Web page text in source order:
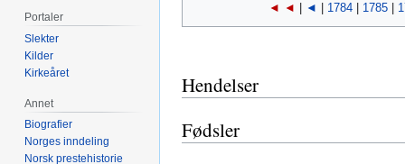
◄ ◄
◄ 1784 1785
Hendelser
Fødsler
Portaler
Slekter
Kilder
Kirkeåret
Annet
Biografier
Norges inndeling
Norsk prestehistorie